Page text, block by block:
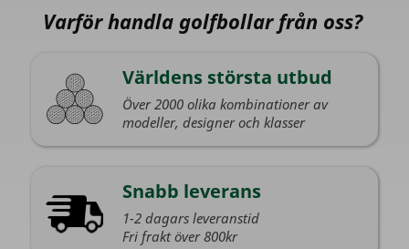
Varför handla golfbollar från oss?
Världens största utbud
Över 2000 olika kombinationer av
modeller, designer och klasser
Snabb leverans
1-2 dagars leveranstid
Fri frakt över 800kr